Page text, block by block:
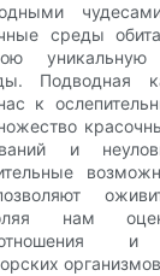
среды
уникальную
Подводная
к
и
нам
и